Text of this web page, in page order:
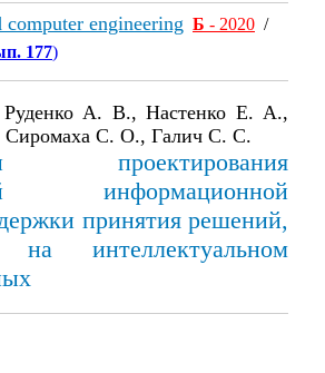
computer engineering Б - 2020 /
177)
А. В., Настенко Е. А.,
Сиромаха С. О., Галич С. С.
проектирования
информационной
принятия решений,
на интеллектуальном